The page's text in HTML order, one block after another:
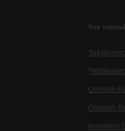
Son
Osmanlı
Osmanlı
Kemikleri